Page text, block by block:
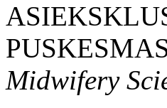
Midwifery